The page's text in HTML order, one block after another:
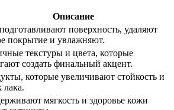
Описание
поверхность, удаляют
покрытие и увлажняют.
текстуры и цвета, которые
создать финальный акцент.
которые увеличивают стойкость и
лака.
мягкость и здоровье кожи